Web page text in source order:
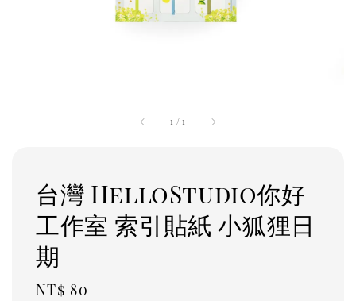
1 /1
台灣 HelloStudio你好
工作室 索引貼紙 小狐狸日
期
Regular
NT$ 80